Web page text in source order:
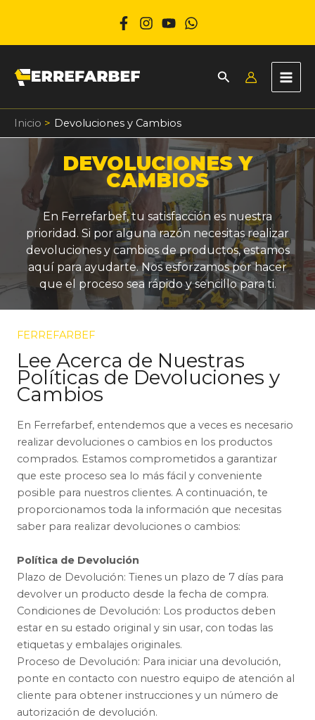
Inicio Devoluciones y Cambios
DEVOLUCIONES Y
CAMBIOS
En Ferrefarbef, tu satisfacción es nuestra
prioridad. Si por alguna razón necesitas realizar
devoluciones y cambios de productos, estamos
aquí para ayudarte. Nos esforzamos por hacer
que el proceso sea rápido y sencillo para ti.
FERREFARBEF
Lee Acerca de Nuestras
Políticas de Devoluciones y
Cambios
En Ferrefarbef, entendemos que a veces es necesario
realizar devoluciones o cambios en los productos
comprados. Estamos comprometidos a garantizar
que este proceso sea lo más fácil y conveniente
posible para nuestros clientes. A continuación, te
proporcionamos toda la información que necesitas
saber para realizar devoluciones o cambios:
Política de Devolución
Plazo de Devolución: Tienes un plazo de 7 días para
devolver un producto desde la fecha de compra.
Condiciones de Devolución: Los productos deben
estar en su estado original y sin usar, con todas las
etiquetas y embalajes originales.
Proceso de Devolución: Para iniciar una devolución,
ponte en contacto con nuestro equipo de atención al
cliente para obtener instrucciones y un número de
autorización de devolución.